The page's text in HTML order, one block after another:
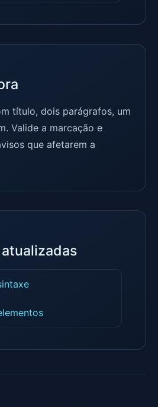
título, dois parágrafos, um
Valide a marcação e
que afetarem a